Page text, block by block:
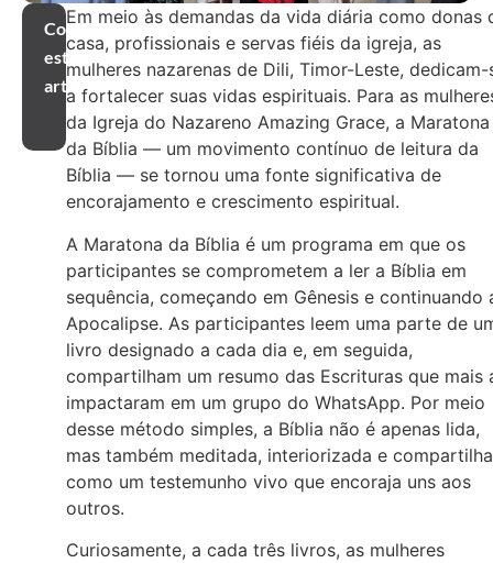
Compartilhar
este
artigo
Em meio às demandas da vida diária como donas
casa, profissionais e servas fiéis da igreja, as
mulheres nazarenas de Dili, Timor-Leste, dedicam-
a fortalecer suas vidas espirituais. Para as
da Igreja do Nazareno Amazing Grace, a Maratona
da Bíblia — um movimento contínuo de leitura da
Bíblia — se tornou uma fonte significativa de
encorajamento e crescimento espiritual.
A Maratona da Bíblia é um programa em que os
participantes se comprometem a ler a Bíblia em
sequência, começando em Gênesis e continuando
Apocalipse. As participantes leem uma parte de
livro designado a cada dia e, em seguida,
compartilham um resumo das Escrituras que mais
impactaram em um grupo do WhatsApp. Por meio
desse método simples, a Bíblia não é apenas lida,
mas também meditada, interiorizada e
como um testemunho vivo que encoraja uns aos
outros.
Curiosamente, a cada três livros, as mulheres